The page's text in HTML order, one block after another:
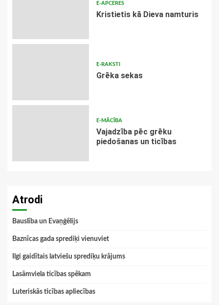
E-APCERES
Kristietis kā Dieva namturis
E-RAKSTI
Grēka sekas
E-MĀCĪBA
Vajadzība pēc grēku
piedošanas un ticības
Atrodi
Bauslība un Evaņģēlijs
Baznīcas gada sprediķi vienuviet
Ilgi gaidītais latviešu sprediķu krājums
Lasāmviela ticības spēkam
Luteriskās ticības apliecības